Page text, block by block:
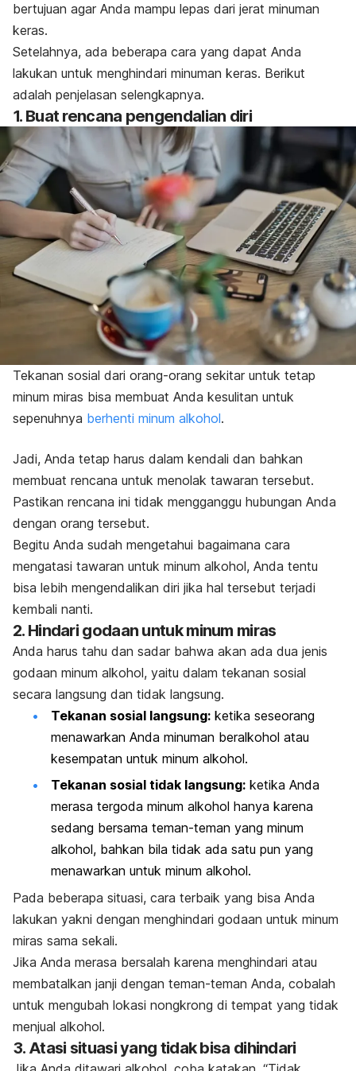
bertujuan agar Anda mampu lepas dari jerat minuman
keras.
Setelahnya, ada beberapa cara yang dapat Anda
lakukan untuk menghindari minuman keras. Berikut
adalah penjelasan selengkapnya.
1. Buat rencana pengendalian diri
Tekanan sosial dari orang-orang sekitar untuk tetap
minum miras bisa membuat Anda kesulitan untuk
sepenuhnya berhenti minum alkohol.
Jadi, Anda tetap harus dalam kendali dan bahkan
membuat rencana untuk menolak tawaran tersebut.
Pastikan rencana ini tidak mengganggu hubungan Anda
dengan orang tersebut.
Begitu Anda sudah mengetahui bagaimana cara
mengatasi tawaran untuk minum alkohol, Anda tentu
bisa lebih mengendalikan diri jika hal tersebut terjadi
kembali nanti.
2. Hindari godaan untuk minum miras
Anda harus tahu dan sadar bahwa akan ada dua jenis
godaan minum alkohol, yaitu dalam tekanan sosial
secara langsung dan tidak langsung.
Tekanan sosial langsung: ketika seseorang
menawarkan Anda minuman beralkohol atau
kesempatan untuk minum alkohol.
Tekanan sosial tidak langsung: ketika Anda
merasa tergoda minum alkohol hanya karena
sedang bersama teman-teman yang minum
alkohol, bahkan bila tidak ada satu pun yang
menawarkan untuk minum alkohol.
Pada beberapa situasi, cara terbaik yang bisa Anda
lakukan yakni dengan menghindari godaan untuk minum
miras sama sekali.
Jika Anda merasa bersalah karena menghindari atau
membatalkan janji dengan teman-teman Anda, cobalah
untuk mengubah lokasi nongkrong di tempat yang tidak
menjual alkohol.
3. Atasi situasi yang tidak bisa dihindari